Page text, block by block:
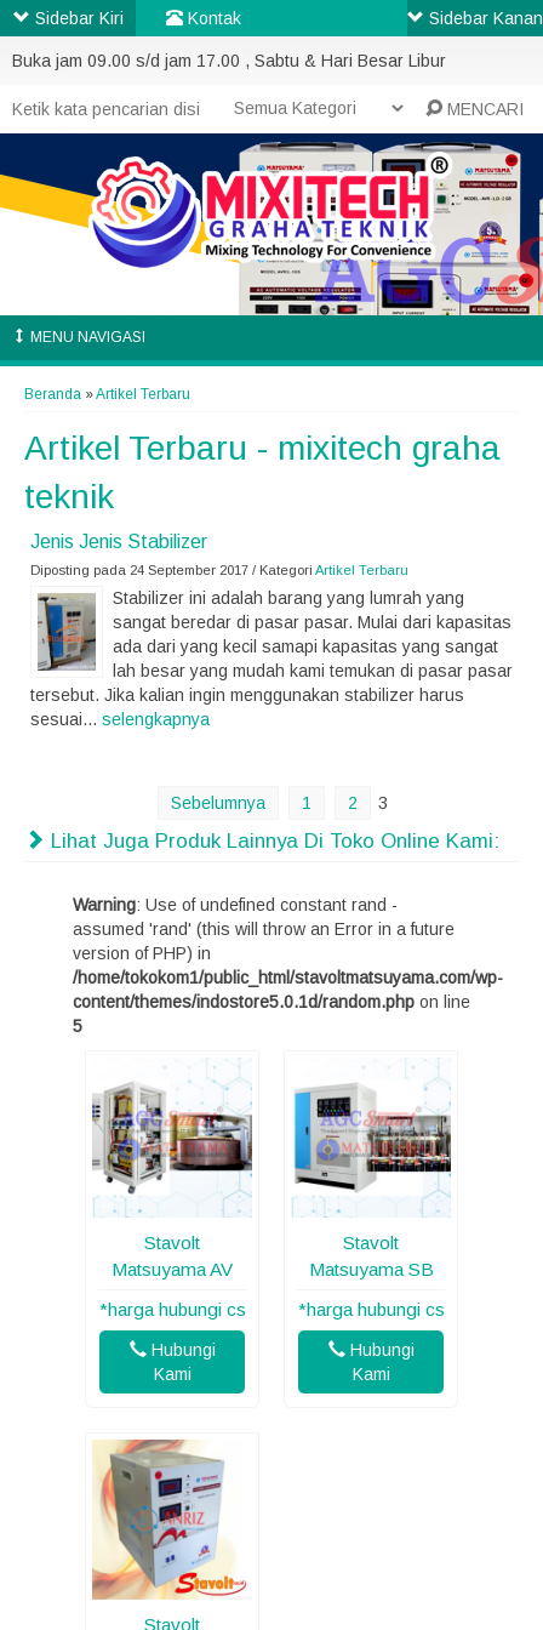
Buka jam 09.00 s/d jam 17.00 , Sabtu & Hari Besar Libur
MENCARI
MENU NAVIGASI
Beranda »Artikel Terbaru
Artikel Terbaru - mixitech graha
teknik
Jenis Jenis Stabilizer
Diposting pada 24 September 2017 / Kategori Artikel Terbaru
Stabilizer ini adalah barang yang lumrah yang
sangat beredar di pasar pasar. Mulai dari kapasitas
ada dari yang kecil samapi kapasitas yang sangat
lah besar yang mudah kami temukan di pasar pasar
tersebut. Jika kalian ingin menggunakan stabilizer harus
sesuai... selengkapnya
Sebelumnya 1 2 3
Lihat Juga Produk Lainnya Di Toko Online Kami:
Warning: Use of undefined constant rand -
assumed 'rand' (this will throw an Error in a future
version of PHP) in
/home/tokokom1/public_html/stavoltmatsuyama.com/wp-
content/themes/indostore5.0.1d/random.php on line
5
Stavolt
Matsuyama AV
*harga hubungi cs
Hubungi
Kami
Stavolt
Matsuyama SB
*harga hubungi cs
Hubungi
Kami
Stavolt
Sidebar Kiri Kontak Sidebar Kanan